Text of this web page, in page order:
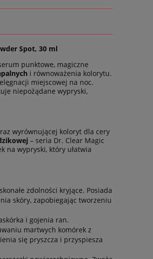
Spot, 30 ml
punktowe, magiczne
i równoważenia kolorytu.
miejscowej na noc.
niepożądane wypryski,
wyrównującej koloryt dla cery
– seria Dr. Clear Magic
na wypryski, który ułatwia
zdolności kryjące. Posiada
skóry, zapobiegając tworzeniu
i gojenia ran.
martwych komórek z
się pryszcza i przyspiesza